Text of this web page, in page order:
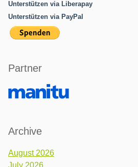
Unterstützen via Liberapay
Unterstützen via PayPal
Partner
Archive
August 2026